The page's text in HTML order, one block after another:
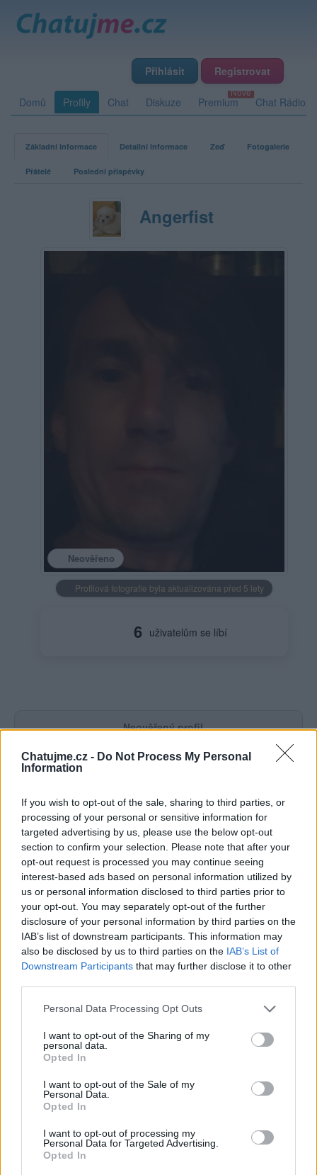
Chatujme.cz - Do Not Process My Personal
Information
If you wish to opt-out of the sale, sharing to third parties, or
processing of your personal or sensitive information for
targeted advertising by us, please use the below opt-out
section to confirm your selection. Please note that after your
opt-out request is processed you may continue seeing
interest-based ads based on personal information utilized by
us or personal information disclosed to third parties prior to
your opt-out. You may separately opt-out of the further
disclosure of your personal information by third parties on the
IAB’s list of downstream participants. This information may
also be disclosed by us to third parties on the IAB’s List of
Downstream Participants that may further disclose it to other
Personal Data Processing Opt Outs
I want to opt-out of the Sharing of my
personal data.
Opted In
I want to opt-out of the Sale of my
Personal Data.
Opted In
I want to opt-out of processing my
Personal Data for Targeted Advertising.
Opted In
Přihlásit Registrovat
Domů Profily Chat Diskuze Premium Chat Rádio
Základní informace Detailní informace Zeď Fotogalerie
Přátelé Poslední příspěvky
Angerfist
Neověřeno
Profilová fotografie byla aktualizována před 5 lety
6 uživatelům se líbí
Neověřený profil
Tento uživatel zatím neprokázal svou identitu ověřovací
fotografií. U neověřených profilů nelze zaručit, že fotografie a
Věk: 37
Kontakt
Napsat uživateli vzkaz
Informace o profilu a chatu
Registrace od: 31.12.2020 19:02
Online: Není nikde online
Naposledy aktivní: 13.07.2026 17:55
Prochatováno : 560.58 hod.
Počet přátel: 4
Oblibené místnosti: Žádné
Poslední 3 příspěvky na mé zdi
Nemá žádné příspěvky